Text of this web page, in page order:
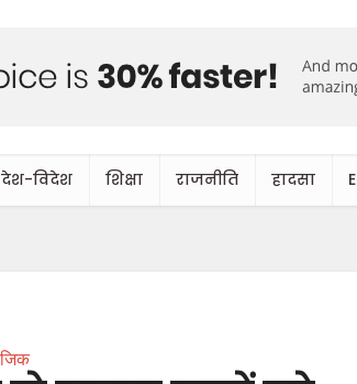
देश-विदेश शिक्षा राजनीति हादसा